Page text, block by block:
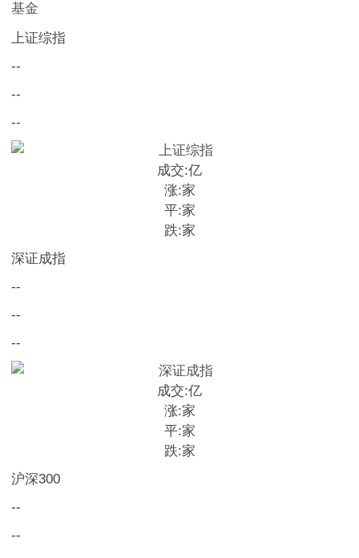
基金
上证综指
--
--
--
成交:亿
涨:家
平:家
跌:家
深证成指
--
--
--
成交:亿
涨:家
平:家
跌:家
沪深300
--
--